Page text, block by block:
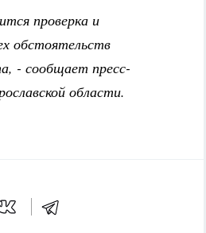
проверка и
обстоятельств
- сообщает пресс-
области.